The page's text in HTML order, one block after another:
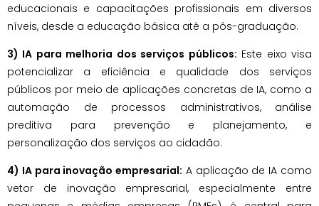
educacionais e capacitações profissionais em diversos
níveis, desde a educação básica até a pós-graduação.
3) IA para melhoria dos serviços públicos: Este eixo visa
potencializar a eficiência e qualidade dos serviços
públicos por meio de aplicações concretas de IA, como a
automação de processos administrativos, análise
preditiva para prevenção e planejamento, e
personalização dos serviços ao cidadão.
4) IA para inovação empresarial: A aplicação de IA como
vetor de inovação empresarial, especialmente entre